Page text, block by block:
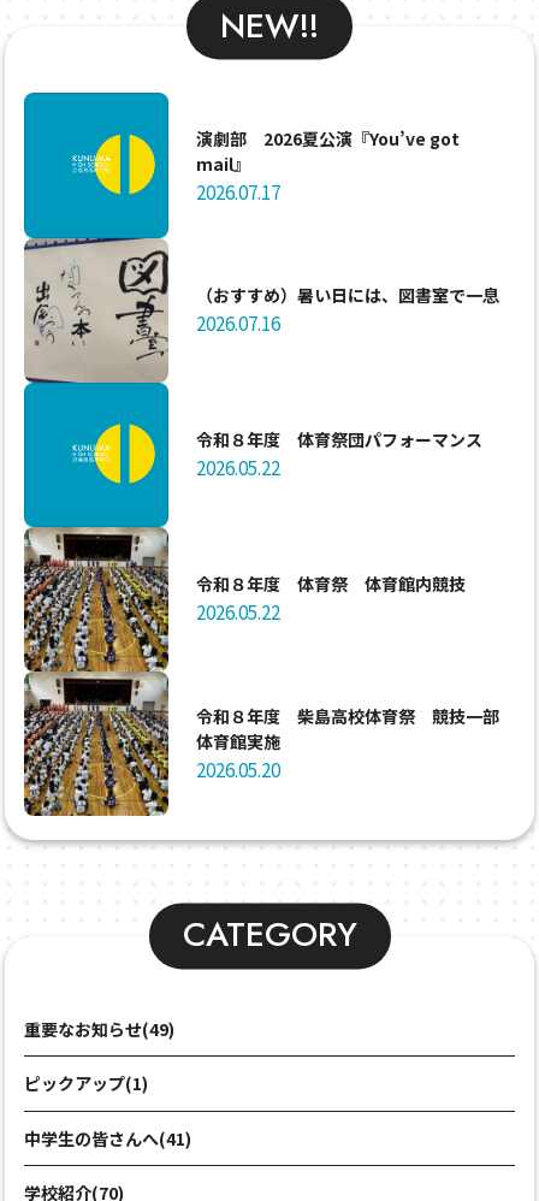
NEW!!
演劇部 2026夏公演『You’ve got
mail』
2026.07.17
（おすすめ）暑い日には、図書室で一息
2026.07.16
令和８年度 体育祭団パフォーマンス
2026.05.22
令和８年度 体育祭 体育館内競技
2026.05.22
令和８年度 柴島高校体育祭 競技一部
体育館実施
2026.05.20
CATEGORY
重要なお知らせ(49)
ピックアップ(1)
中学生の皆さんへ(41)
学校紹介(70)